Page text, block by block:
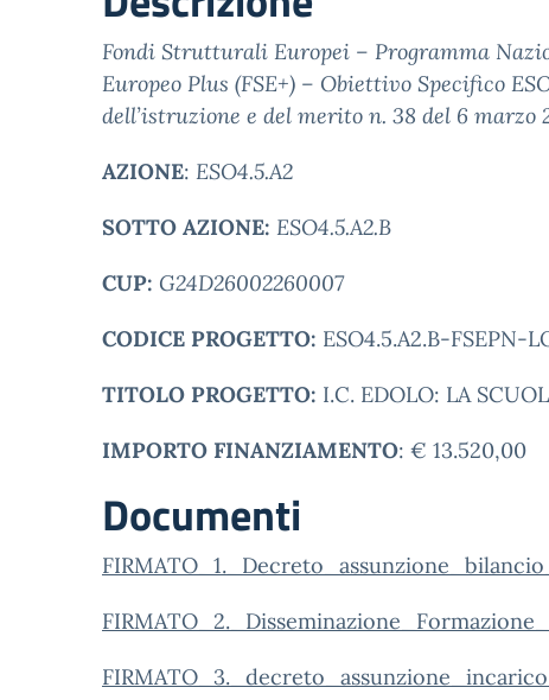
Fondi Strutturali Europei – Programma
Europeo Plus (FSE+) – Obiettivo Specifico
dell’istruzione e del merito n. 38 del 6
AZIONE: ESO4.5.A2
SOTTO AZIONE: ESO4.5.A2.B
CUP: G24D26002260007
CODICE PROGETTO: ESO4.5.A2.B-FSEPN-
TITOLO PROGETTO: I.C. EDOLO: LA
IMPORTO FINANZIAMENTO: € 13.520,00
Documenti